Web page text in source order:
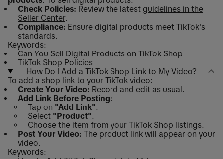
Check Policies: Review the latest guidelines in the
Seller Center.
Compliance: Ensure digital products meet TikTok's
standards.
Keywords:
Can You Sell Digital Products on TikTok Shop
TikTok Shop Policies
How Do I Add a TikTok Shop Link to My Video?
To add a shop link to your TikTok video:
Create Your Video: Record and edit as usual.
Add Link Before Posting:
Tap on "Add Link".
Select "Product".
Choose the item from your TikTok Shop listings.
Post Your Video: The product link will appear on your
video.
Keywords: